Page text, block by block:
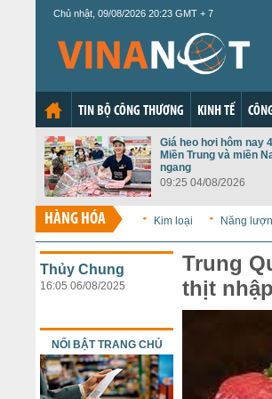
Chủ nhật, 09/08/2026 20:23 GMT + 7
TIN BỘ CÔNG THƯƠNG KINH TẾ
Giá heo hơi hôm nay
Miền Trung và miền
ngang
09:25 04/08/2026
HÀNG HÓA Kim loại Năng
Trung
thịt
Thủy Chung
16:05 06/08/2025
NỔI BẬT TRANG CHỦ